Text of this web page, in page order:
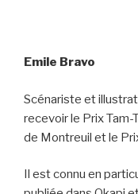
Emile Bravo
Scénariste et
recevoir le Prix Tam-
de Montreuil et le
Il est connu en